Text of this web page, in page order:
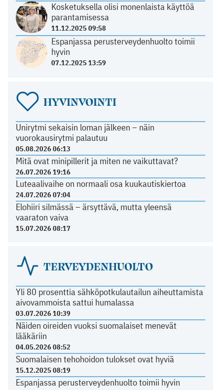
Kosketuksella olisi monenlaista käyttöä
parantamisessa
11.12.2025 09:58
Espanjassa perusterveydenhuolto toimii
hyvin
07.12.2025 13:59
HYVINVOINTI
Unirytmi sekaisin loman jälkeen – näin
vuorokausirytmi palautuu
05.08.2026 06:13
Mitä ovat minipillerit ja miten ne vaikuttavat?
26.07.2026 19:16
Luteaalivaihe on normaali osa kuukautiskiertoa
24.07.2026 07:04
Elohiiri silmässä – ärsyttävä, mutta yleensä
vaaraton vaiva
15.07.2026 08:17
TERVEYDENHUOLTO
Yli 80 prosenttia sähköpotkulautailun aiheuttamista
aivovammoista sattui humalassa
03.07.2026 10:39
Näiden oireiden vuoksi suomalaiset menevät
lääkäriin
04.05.2026 08:52
Suomalaisen tehohoidon tulokset ovat hyviä
15.12.2025 08:19
Espanjassa perusterveydenhuolto toimii hyvin